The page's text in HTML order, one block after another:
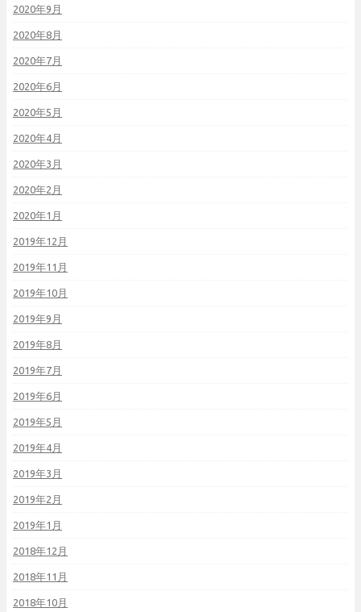
2020年9月
2020年8月
2020年7月
2020年6月
2020年5月
2020年4月
2020年3月
2020年2月
2020年1月
2019年12月
2019年11月
2019年10月
2019年9月
2019年8月
2019年7月
2019年6月
2019年5月
2019年4月
2019年3月
2019年2月
2019年1月
2018年12月
2018年11月
2018年10月